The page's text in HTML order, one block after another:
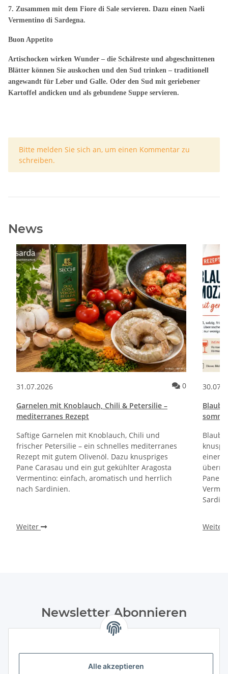
Alle akzeptieren
7. Zusammen mit dem Fiore di Sale servieren. Dazu einen Naeli
Vermentino di Sardegna.
Buon Appetito
Artischocken wirken Wunder – die Schälreste und abgeschnittenen
Blätter können Sie auskochen und den Sud trinken – traditionell
angewandt für Leber und Galle. Oder den Sud mit geriebener
Kartoffel andicken und als gebundene Suppe servieren.
x
Bitte melden Sie sich an, um einen Kommentar zu
schreiben.
News
Kommentare zum Artikel Pane e Cipolle Rezept | Italienische
31.07.2026 0
Garnelen mit Knoblauch, Chili & Petersilie –
mediterranes Rezept
Saftige Garnelen mit Knoblauch, Chili und
frischer Petersilie – ein schnelles mediterranes
Rezept mit gutem Olivenöl. Dazu knuspriges
Pane Carasau und ein gut gekühlter Aragosta
Vermentino: einfach, aromatisch und herrlich
nach Sardinien.
Weiter
einem
Pane
Weiter
Newsletter Abonnieren
Bitte senden Sie mir entsprechend Ihrer
Informationen zu Ihrem Produktsortiment Weine und
Feinkost per E-Mail zu. Durch die Bestätigung